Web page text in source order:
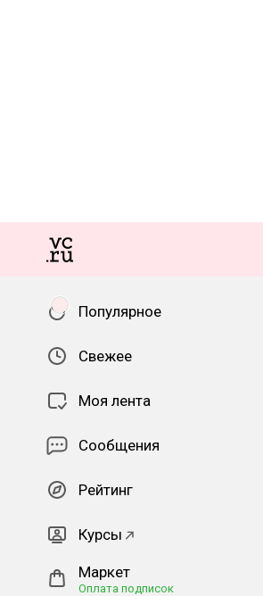
Популярное
Свежее
Моя лента
Сообщения
Рейтинг
Курсы
Маркет
Оплата подписок